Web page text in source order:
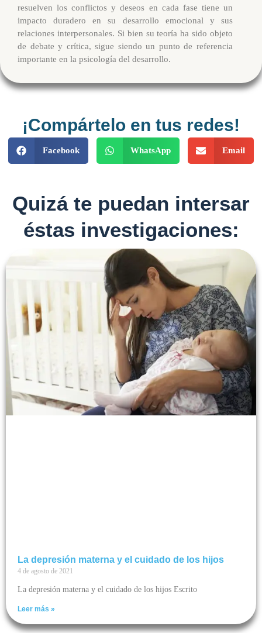
resuelven los conflictos y deseos en cada fase tiene un
impacto duradero en su desarrollo emocional y sus
relaciones interpersonales. Si bien su teoría ha sido objeto
de debate y crítica, sigue siendo un punto de referencia
importante en la psicología del desarrollo.
¡Compártelo en tus redes!
Facebook WhatsApp Email
Quizá te puedan intersar
éstas investigaciones:
La depresión materna y el cuidado de los hijos
4 de agosto de 2021
La depresión materna y el cuidado de los hijos Escrito
Leer más »